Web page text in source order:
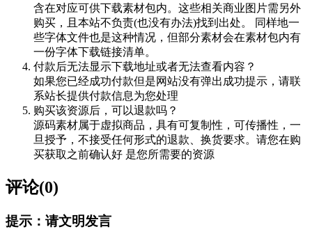
含在对应可供下载素材包内。这些相关商业图片需另外
购买，且本站不负责(也没有办法)找到出处。 同样地一
些字体文件也是这种情况，但部分素材会在素材包内有
一份字体下载链接清单。
付款后无法显示下载地址或者无法查看内容？
如果您已经成功付款但是网站没有弹出成功提示，请联
系站长提供付款信息为您处理
购买该资源后，可以退款吗？
源码素材属于虚拟商品，具有可复制性，可传播性，一
旦授予，不接受任何形式的退款、换货要求。请您在购
买获取之前确认好 是您所需要的资源
评论(0)
提示：请文明发言